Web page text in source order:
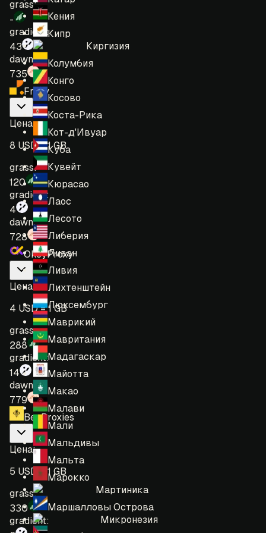
Кения
Кипр
Киргизия
Колумбия
Конго
Косово
Коста-Рика
Кот-д'Ивуар
Куба
Кувейт
Кюрасао
Лаос
Лесото
Либерия
Ливан
Ливия
Лихтенштейн
Люксембург
Маврикий
Мавритания
Мадагаскар
Майотта
Макао
Малави
Мали
Мальдивы
Мальта
Марокко
Мартиника
Маршалловы Острова
Микронезия
grass:
-
gradient:
43
dawn:
735
Froxy
Цена:
8 USD = 1 GB
grass:
120
gradient:
4
dawn:
728
OkeyProxy
Цена:
4 USD = 1 GB
grass:
288
gradient:
14
dawn:
779
BeeProxies
Цена:
5 USD = 1 GB
grass:
330
gradient: